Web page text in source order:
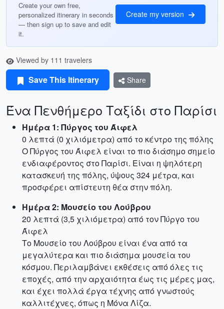
Create your own free,
personalized itinerary in seconds
— then sign up to save and edit
it.
Create my version
Viewed by 111 travelers
Save This Itinerary Share
Ένα Πενθήμερο Ταξίδι στο Παρίσι
Ημέρα 1: Πύργος του Άιφελ
0 λεπτά (0 χιλιόμετρα) από το κέντρο της πόλης
Ο Πύργος του Άιφελ είναι το πιο διάσημο σημείο
ενδιαφέροντος στο Παρίσι. Είναι η ψηλότερη
κατασκευή της πόλης, ύψους 324 μέτρα, και
προσφέρει απίστευτη θέα στην πόλη.
Ημέρα 2: Μουσείο του Λούβρου
20 λεπτά (3,5 χιλιόμετρα) από τον Πύργο του
Άιφελ
Το Μουσείο του Λούβρου είναι ένα από τα
μεγαλύτερα και πιο διάσημα μουσεία του
κόσμου. Περιλαμβάνει εκθέσεις από όλες τις
εποχές, από την αρχαιότητα έως τις μέρες μας,
και έχει πολλά έργα τέχνης από γνωστούς
καλλιτέχνες, όπως η Μόνα Λίζα.